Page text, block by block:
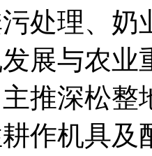
处理、奶
展与农业
推深松整
作机具及